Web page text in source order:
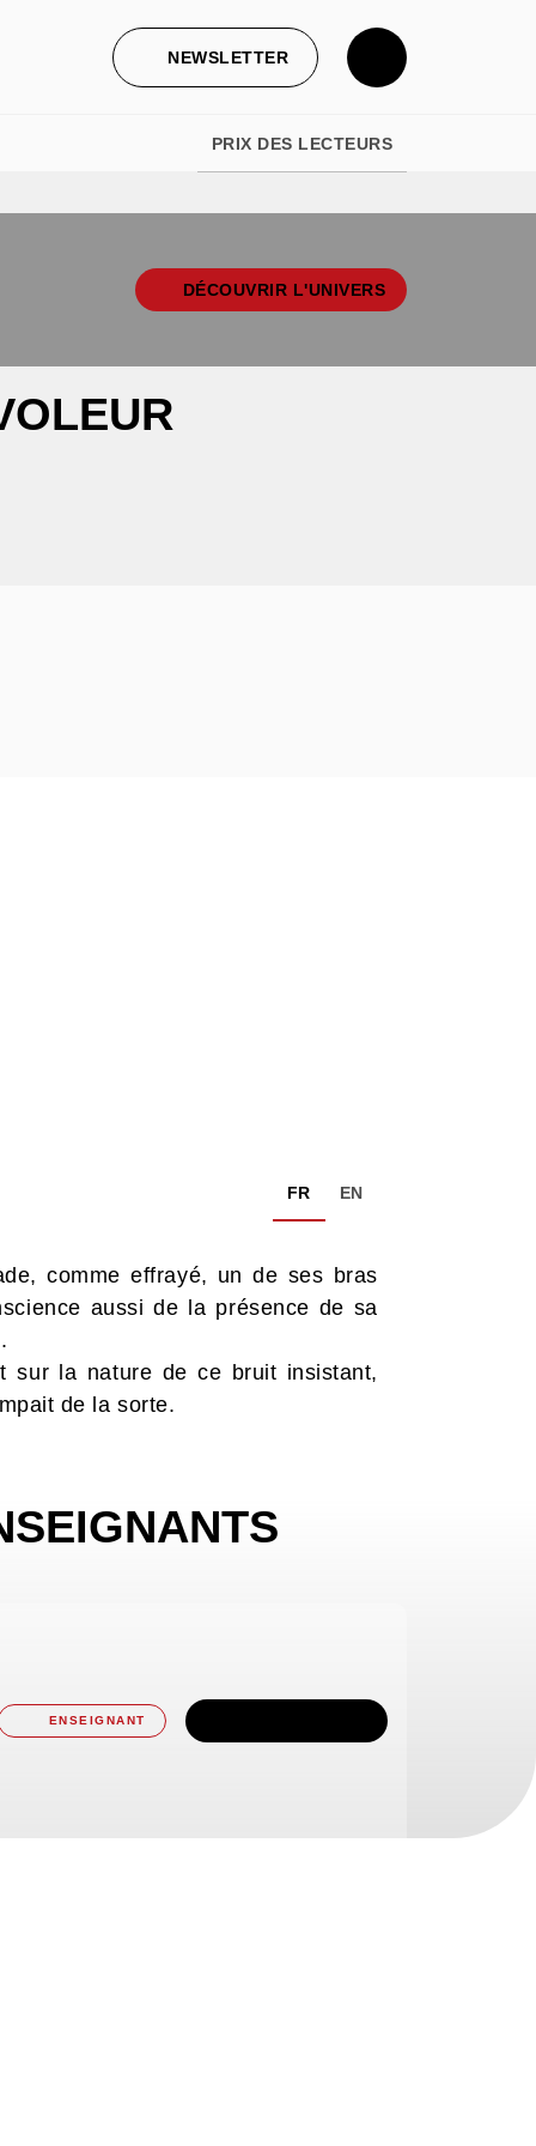
NEWSLETTER
PRIX DES LECTEURS
DÉCOUVRIR L'UNIVERS
FR EN
comme effrayé, un de ses bras
aussi de la présence de sa
sur la nature de ce bruit insistant,
de la sorte.
ENSEIGNANT